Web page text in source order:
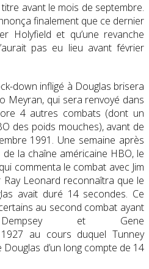
avant le mois de septembre.
finalement que ce dernier
Holyfield et qu’une revanche
pas eu lieu avant février
down infligé à Douglas brisera
Meyran, qui sera renvoyé dans
4 autres combats (dont un
des poids mouches), avant de
1991 . Une semaine après
la chaîne américaine HBO, le
commenta le combat avec Jim
Leonard reconnaîtra que le
avait duré 14 secondes. Ce
au second combat ayant
et Gene
au cours duquel Tunney
d’un long compte de 14